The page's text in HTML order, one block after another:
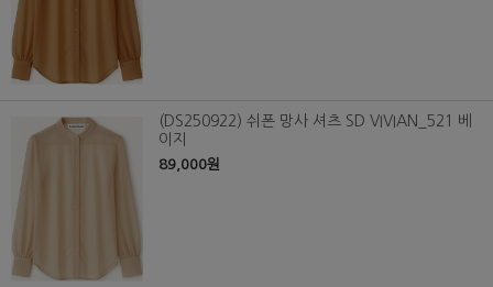
(DS250922) 쉬폰 망사 셔츠 SD VIVIAN_521 베
이지
89,000원